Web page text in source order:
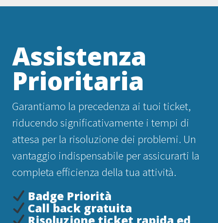
Assistenza
Prioritaria
Garantiamo la precedenza ai tuoi ticket,
riducendo significativamente i tempi di
attesa per la risoluzione dei problemi. Un
vantaggio indispensabile per assicurarti la
completa efficienza della tua attività.
Badge Priorità
Call back gratuita